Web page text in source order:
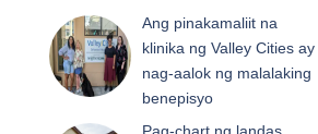
Ang pinakamaliit na
klinika ng Valley Cities ay
nag-aalok ng malalaking
benepisyo
Pag-chart ng landas